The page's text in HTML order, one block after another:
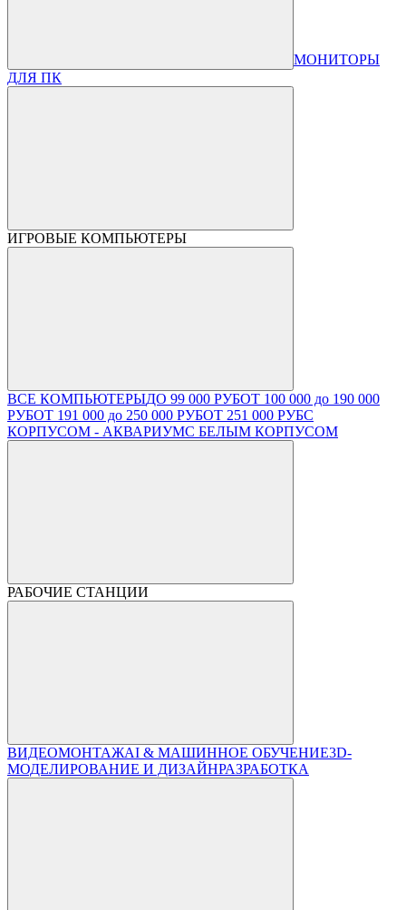
МОНИТОРЫ
ДЛЯ ПК
ИГРОВЫЕ КОМПЬЮТЕРЫ
ВСЕ КОМПЬЮТЕРЫДО 99 000 РУБОТ 100 000 до 190 000
РУБОТ 191 000 до 250 000 РУБОТ 251 000 РУБС
КОРПУСОМ - АКВАРИУМС БЕЛЫМ КОРПУСОМ
РАБОЧИЕ СТАНЦИИ
ВИДЕОМОНТАЖAI & МАШИННОЕ ОБУЧЕНИЕ3D-
МОДЕЛИРОВАНИЕ И ДИЗАЙНРАЗРАБОТКА